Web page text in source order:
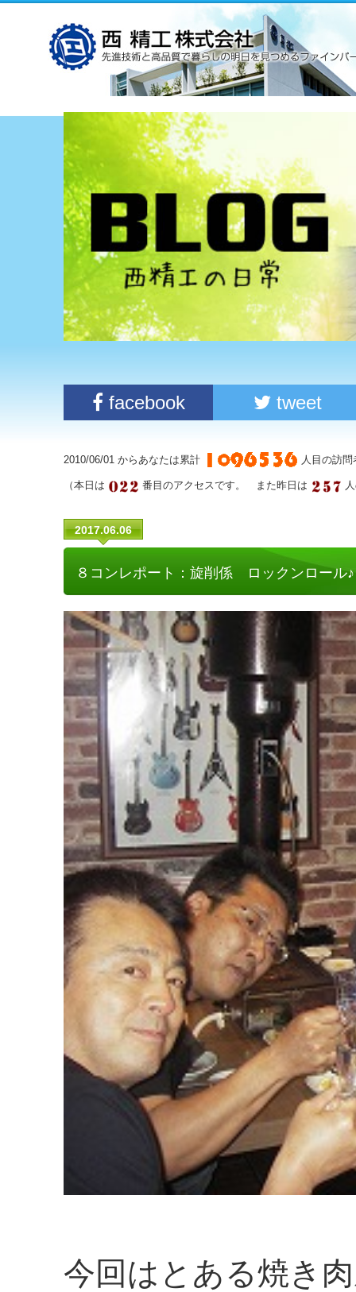
facebook tweet
2010/06/01 からあなたは累計 人目の訪
（本日は 番目のアクセスです。 また昨日は
2017.06.06
８コンレポート：旋削係 ロックンロール♪
今回はとある焼き